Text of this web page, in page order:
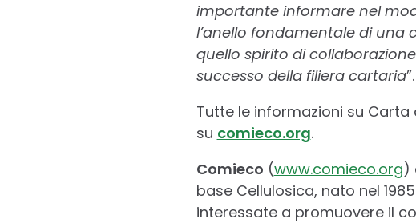
importante informare nel
l’anello fondamentale di una
quello spirito di
successo della filiera cartaria”.
Tutte le informazioni su
su comieco.org.
Comieco (www.comieco.org)
base Cellulosica, nato nel
interessate a promuovere il